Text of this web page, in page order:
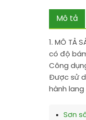
Mô tả
1. MÔ TẢ
có độ
Công
Được sử
hành
Sơn